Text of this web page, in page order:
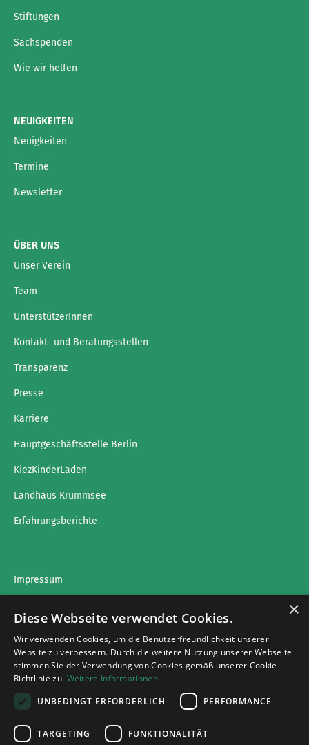
Stiftungen
Sachspenden
Wie wir helfen
NEUIGKEITEN
Neuigkeiten
Termine
Newsletter
ÜBER UNS
Unser Verein
Team
UnterstützerInnen
Kontakt- und Beratungsstellen
Transparenz
Presse
Karriere
Hauptgeschäftsstelle Berlin
KiezKinderLaden
Landhaus Krummsee
Erfahrungsberichte
Impressum
Impressumg
Datenschutz
×
Diese Webseite verwendet Cookies.
Wir verwenden Cookies, um die Benutzerfreundlichkeit unserer
Website zu verbessern. Durch die weitere Nutzung unserer Webseite
stimmen Sie der Verwendung von Cookies gemäß unserer Cookie-
Richtlinie zu. Weitere Informationen
UNBEDINGT ERFORDERLICH
PERFORMANCE
TARGETING FUNKTIONALITÄT